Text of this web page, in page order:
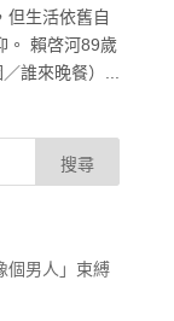
但生活依舊自
。 賴啓河89歲
誰來晚餐）...
個男人」束縛